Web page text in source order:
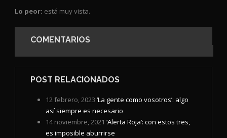
Lo peor: está muy vista.
COMENTARIOS
POST RELACIONADOS
12 febrero, 2023 ‘La gente como vosotros’: algo
así siempre es necesario
14 noviembre, 2021 ‘Alerta Roja’: con estos tres,
es imposible aburrirse